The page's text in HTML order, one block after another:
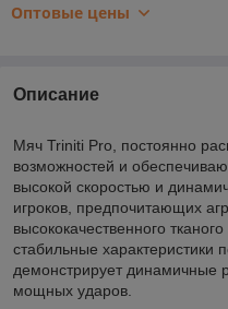
Оптовые цены
Описание
Мяч Triniti Pro, постоянно
возможностей и
высокой скоростью и
игроков, предпочитающих
высококачественного
стабильные характеристики
демонстрирует динамичные
мощных ударов.